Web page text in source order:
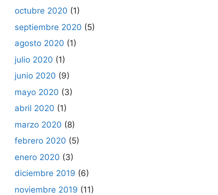
octubre 2020 (1)
septiembre 2020 (5)
agosto 2020 (1)
julio 2020 (1)
junio 2020 (9)
mayo 2020 (3)
abril 2020 (1)
marzo 2020 (8)
febrero 2020 (5)
enero 2020 (3)
diciembre 2019 (6)
noviembre 2019 (11)